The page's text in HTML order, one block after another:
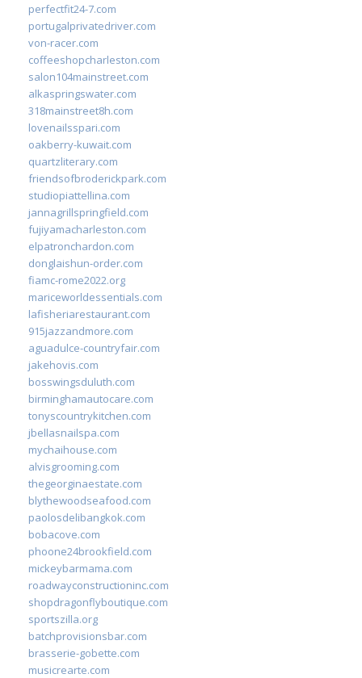
perfectfit24-7.com
portugalprivatedriver.com
von-racer.com
coffeeshopcharleston.com
salon104mainstreet.com
alkaspringswater.com
318mainstreet8h.com
lovenailsspari.com
oakberry-kuwait.com
quartzliterary.com
friendsofbroderickpark.com
studiopiattellina.com
jannagrillspringfield.com
fujiyamacharleston.com
elpatronchardon.com
donglaishun-order.com
fiamc-rome2022.org
mariceworldessentials.com
lafisheriarestaurant.com
915jazzandmore.com
aguadulce-countryfair.com
jakehovis.com
bosswingsduluth.com
birminghamautocare.com
tonyscountrykitchen.com
jbellasnailspa.com
mychaihouse.com
alvisgrooming.com
thegeorginaestate.com
blythewoodseafood.com
paolosdelibangkok.com
bobacove.com
phoone24brookfield.com
mickeybarmama.com
roadwayconstructioninc.com
shopdragonflyboutique.com
sportszilla.org
batchprovisionsbar.com
brasserie-gobette.com
musicrearte.com